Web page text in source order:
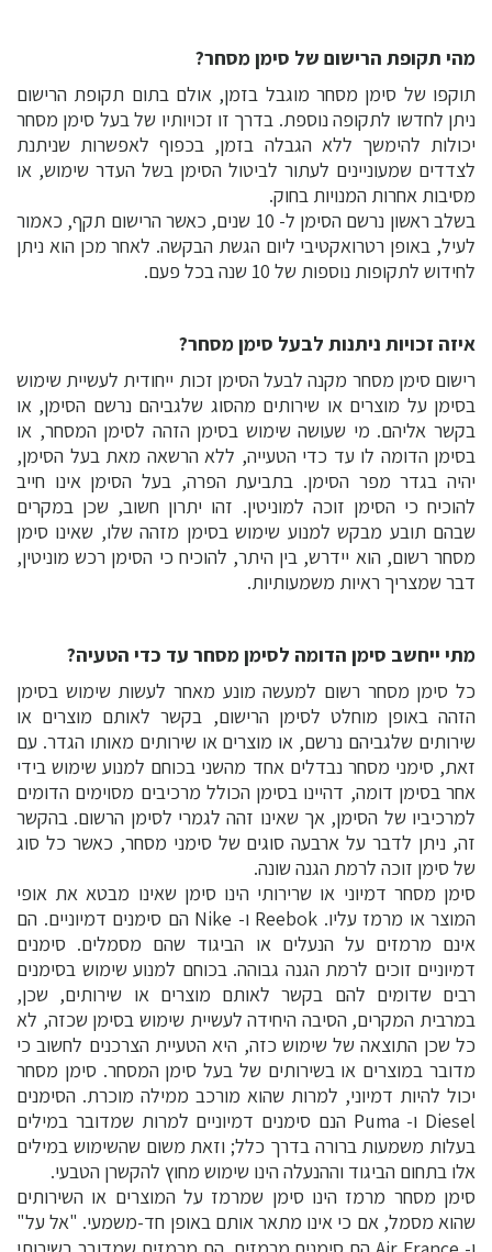
מהי תקופת הרישום של סימן מסחר?
תוקפו של סימן מסחר מוגבל בזמן, אולם בתום תקופת הרישום
ניתן לחדשו לתקופה נוספת. בדרך זו זכויותיו של בעל סימן מסחר
יכולות להימשך ללא הגבלה בזמן, בכפוף לאפשרות שניתנת
לצדדים שמעוניינים לעתור לביטול הסימן בשל העדר שימוש, או
מסיבות אחרות המנויות בחוק.
בשלב ראשון נרשם הסימן ל- 10 שנים, כאשר הרישום תקף, כאמור
לעיל, באופן רטרואקטיבי ליום הגשת הבקשה. לאחר מכן הוא ניתן
לחידוש לתקופות נוספות של 10 שנה בכל פעם.
איזה זכויות ניתנות לבעל סימן מסחר?
רישום סימן מסחר מקנה לבעל הסימן זכות ייחודית לעשיית שימוש
בסימן על מוצרים או שירותים מהסוג שלגביהם נרשם הסימן, או
בקשר אליהם. מי שעושה שימוש בסימן הזהה לסימן המסחר, או
בסימן הדומה לו עד כדי הטעייה, ללא הרשאה מאת בעל הסימן,
יהיה בגדר מפר הסימן. בתביעת הפרה, בעל הסימן אינו חייב
להוכיח כי הסימן זוכה למוניטין. זהו יתרון חשוב, שכן במקרים
שבהם תובע מבקש למנוע שימוש בסימן מזהה שלו, שאינו סימן
מסחר רשום, הוא יידרש, בין היתר, להוכיח כי הסימן רכש מוניטין,
דבר שמצריך ראיות משמעותיות.
מתי ייחשב סימן הדומה לסימן מסחר עד כדי הטעיה?
כל סימן מסחר רשום למעשה מונע מאחר לעשות שימוש בסימן
הזהה באופן מוחלט לסימן הרישום, בקשר לאותם מוצרים או
שירותים שלגביהם נרשם, או מוצרים או שירותים מאותו הגדר. עם
זאת, סימני מסחר נבדלים אחד מהשני בכוחם למנוע שימוש בידי
אחר בסימן דומה, דהיינו בסימן הכולל מרכיבים מסוימים הדומים
למרכיביו של הסימן, אך שאינו זהה לגמרי לסימן הרשום. בהקשר
זה, ניתן לדבר על ארבעה סוגים של סימני מסחר, כאשר כל סוג
של סימן זוכה לרמת הגנה שונה.
סימן מסחר דמיוני או שרירותי הינו סימן שאינו מבטא את אופי
המוצר או מרמז עליו. Reebok ו- Nike הם סימנים דמיוניים. הם
אינם מרמזים על הנעלים או הביגוד שהם מסמלים. סימנים
דמיוניים זוכים לרמת הגנה גבוהה. בכוחם למנוע שימוש בסימנים
רבים שדומים להם בקשר לאותם מוצרים או שירותים, שכן,
במרבית המקרים, הסיבה היחידה לעשיית שימוש בסימן שכזה, לא
כל שכן התוצאה של שימוש כזה, היא הטעיית הצרכנים לחשוב כי
מדובר במוצרים או בשירותים של בעל סימן המסחר. סימן מסחר
יכול להיות דמיוני, למרות שהוא מורכב ממילה מוכרת. הסימנים
Diesel ו- Puma הנם סימנים דמיוניים למרות שמדובר במילים
בעלות משמעות ברורה בדרך כלל; וזאת משום שהשימוש במילים
אלו בתחום הביגוד וההנעלה הינו שימוש מחוץ להקשרן הטבעי.
סימן מסחר מרמז הינו סימן שמרמז על המוצרים או השירותים
שהוא מסמל, אם כי אינו מתאר אותם באופן חד-משמעי. "אל על"